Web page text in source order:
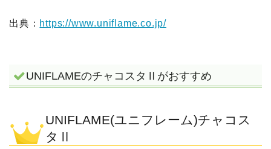
出典： https://www.uniflame.co.jp/
UNIFLAMEのチャコスタⅡがおすすめ
UNIFLAME(ユニフレーム)チャコス
タⅡ